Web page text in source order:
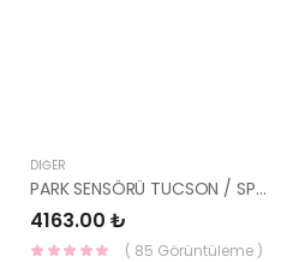
DIĞER
PARK SENSÖRÜ TUCSON / SPORTAGE 99310-N9600-HMC
4163.00 ₺
( 85 Görüntüleme )